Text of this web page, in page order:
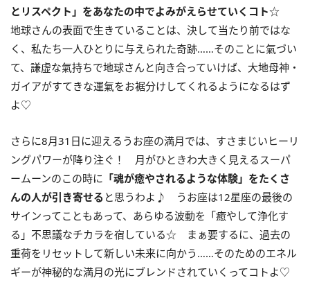
とリスペクト」をあなたの中でよみがえらせていくコト☆
地球さんの表面で生きていることは、決して当たり前ではな
く、私たち一人ひとりに与えられた奇跡……そのことに氣づい
て、謙虚な氣持ちで地球さんと向き合っていけば、大地母神・
ガイアがすてきな運氣をお裾分けしてくれるようになるはず
よ♡
さらに8月31 日に迎えるうお座の満月では、すさまじいヒーリ
ングパワーが降り注ぐ！ 月がひときわ大きく見えるスーパ
ームーンのこの時に 「魂が癒やされるような体験」をたくさ
んの人が引き寄せる と思うわよ♪ うお座は12星座の最後の
サインってこともあって、あらゆる波動を「癒やして浄化す
る」不思議なチカラを宿している☆ まぁ要するに、過去の
重荷をリセットして新しい未来に向かう……そのためのエネル
ギーが神秘的な満月の光にブレンドされていくってコトよ♡